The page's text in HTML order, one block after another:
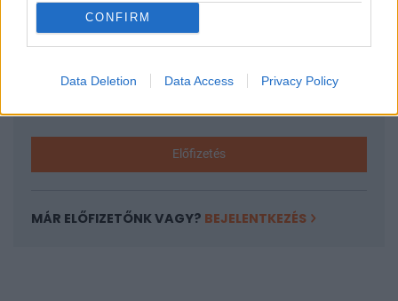
CONFIRM
Data Deletion Data Access Privacy Policy
regisztrációhoz kötött.
Az előfizetés a következőket tartalmazza:
Kötéslisták: BÉT elmúlt 2 év napon belüli
Előfizetés
MÁR ELŐFIZETŐNK VAGY? BEJELENTKEZÉS